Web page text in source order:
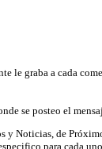
le graba a cada
se posteo el
Noticias, de
para cada